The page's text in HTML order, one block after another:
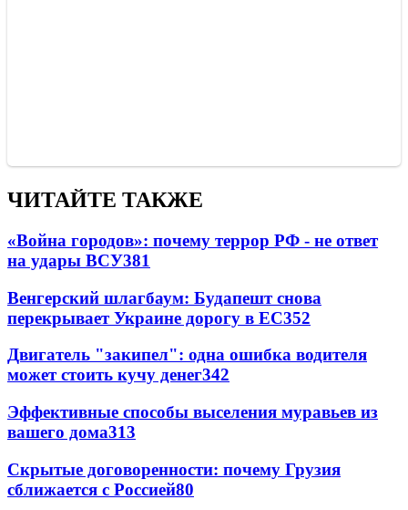
ЧИТАЙТЕ ТАКЖЕ
«Война городов»: почему террор РФ - не ответ
на удары ВСУ381
Венгерский шлагбаум: Будапешт снова
перекрывает Украине дорогу в ЕС352
Двигатель "закипел": одна ошибка водителя
может стоить кучу денег342
Эффективные способы выселения муравьев из
вашего дома313
Скрытые договоренности: почему Грузия
сближается с Россией80